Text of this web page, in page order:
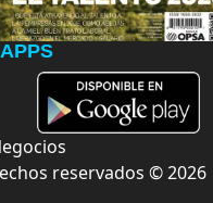
reservados ©2026